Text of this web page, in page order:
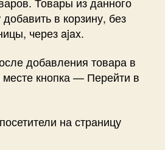
в корзину, без
через ajax.
добавления товара в
месте кнопка — Перейти в
на страницу